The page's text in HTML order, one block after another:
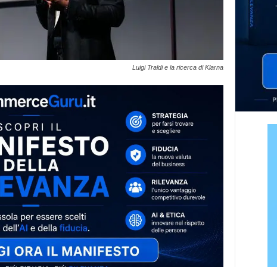
Luigi Traldi e la ricerca di Klarna